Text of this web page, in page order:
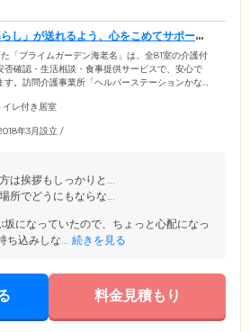
らし」が送れるよう、心をこめてサポート
「プライムガーデン海老名」は、全81室の介護付
否確認・生活相談・食事提供サービスで、安心で
す。訪問介護事業所「ヘルパーステーションかな
認知症の方のご入居にも対応。「最近、自宅で
設は、JR相模線「入谷駅」から徒歩15分。圏央
イレ付き居室
年3月設立 /
は挨拶もしっかりと...
所でどうにもならな...
になっていたので、ちょっと心配になっ
ち込みしな... 続きを見る
料金見積もり